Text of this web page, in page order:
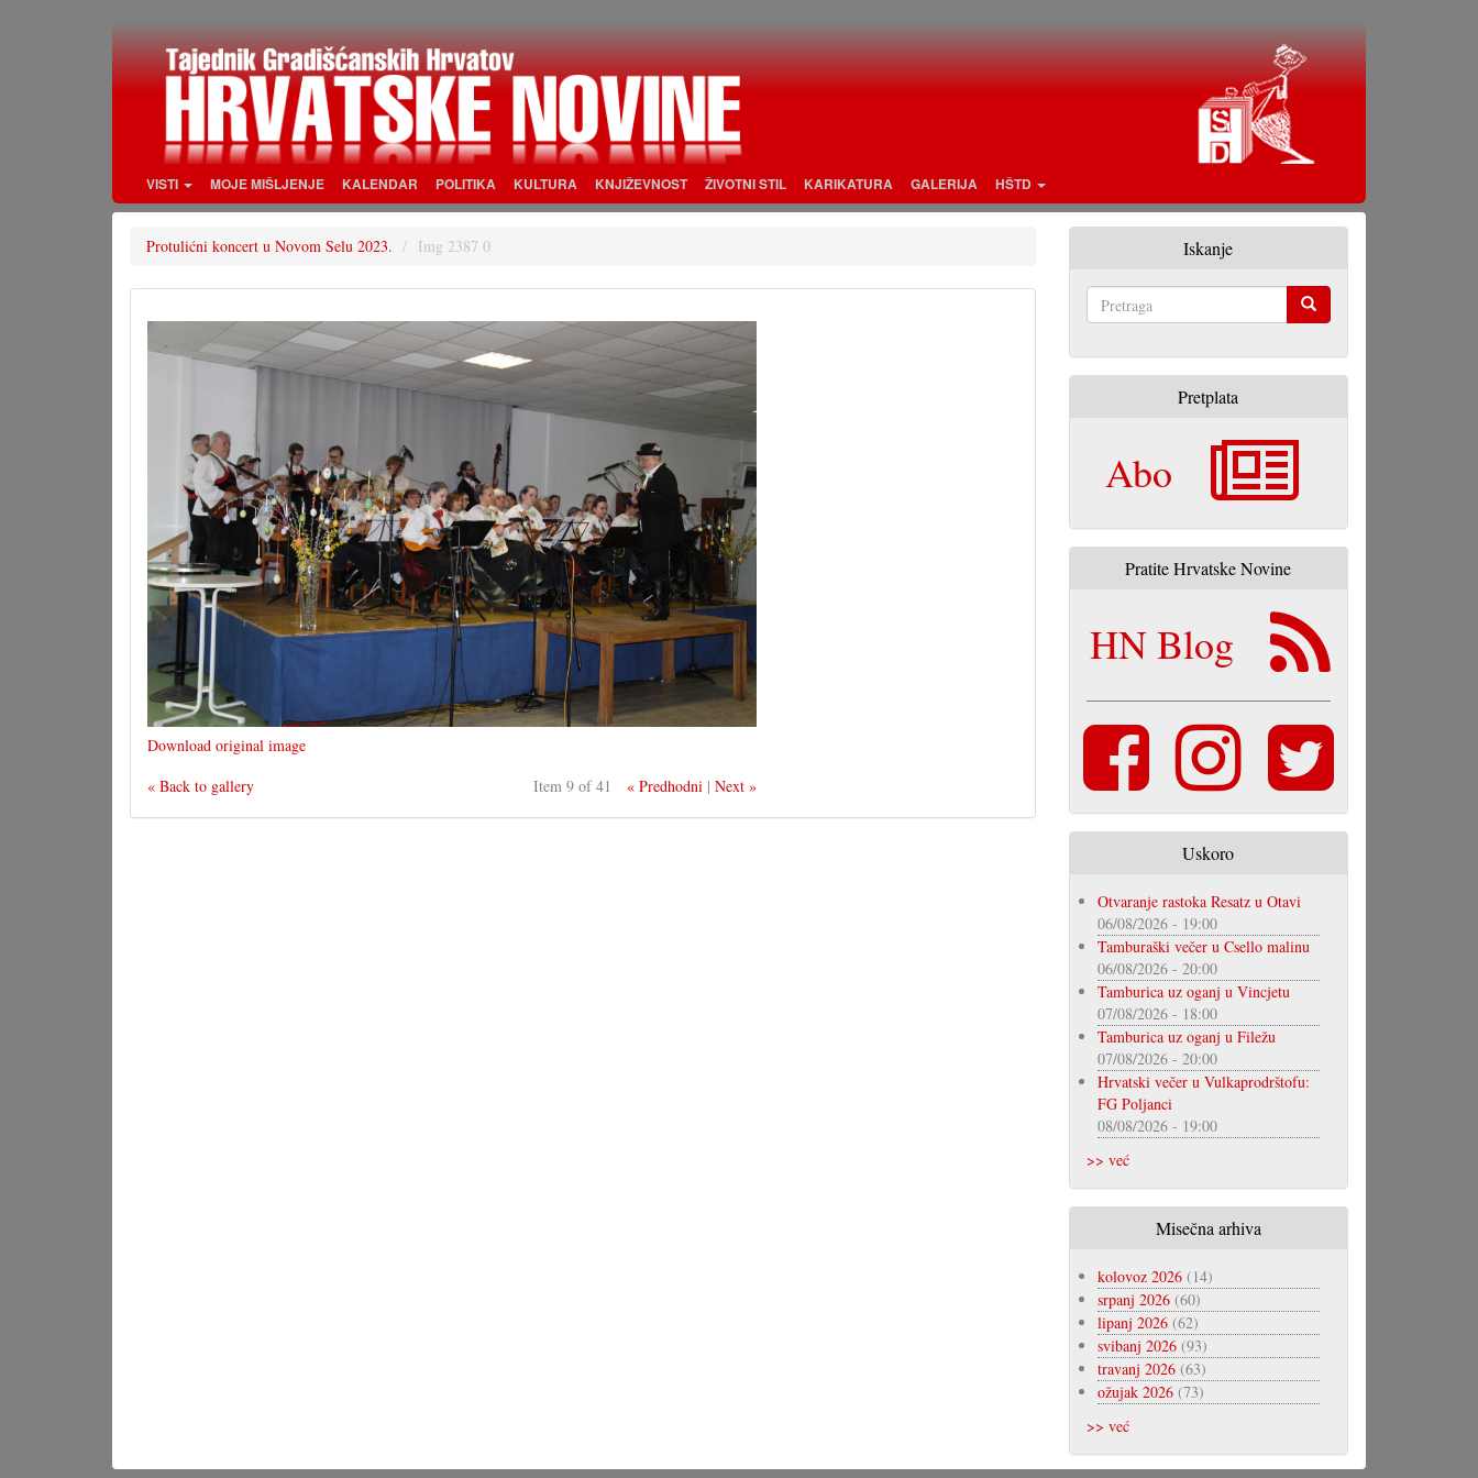
VISTI MOJE MIŠLJENJE KALENDAR POLITIKA KULTURA KNJIŽEVNOST ŽIVOTNI STIL KARIKATURA GALERIJA HŠTD
Protulićni koncert u Novom Selu 2023. Img 2387 0
Download original image
« Back to gallery
Item 9 of 41 « Predhodni |Next »
Iskanje
Pretplata
Abo
Pratite Hrvatske Novine
HN Blog
Uskoro
Otvaranje rastoka Resatz u Otavi
06/08/2026 - 19:00
Tamburaški večer u Csello malinu
06/08/2026 - 20:00
Tamburica uz oganj u Vincjetu
07/08/2026 - 18:00
Tamburica uz oganj u Filežu
07/08/2026 - 20:00
Hrvatski večer u Vulkaprodrštofu:
FG Poljanci
08/08/2026 - 19:00
>> već
Misečna arhiva
kolovoz 2026(14)
srpanj 2026(60)
lipanj 2026(62)
svibanj 2026(93)
travanj 2026(63)
ožujak 2026(73)
>> već